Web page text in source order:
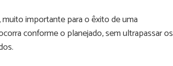
importante para o êxito de uma
conforme o planejado, sem ultrapassar os